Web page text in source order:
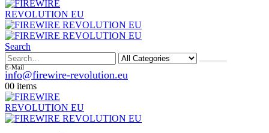
Search
E-Mail
info@firewire-revolution.eu
00 items